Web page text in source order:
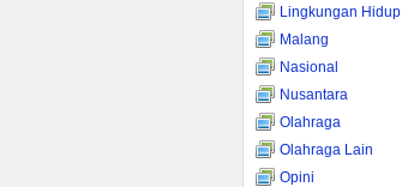
Lingkungan Hidup
Malang
Nasional
Nusantara
Olahraga
Olahraga Lain
Opini